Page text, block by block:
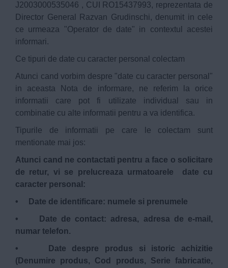
J2003000535046 , CUI RO15437993, reprezentata de
Director General Razvan Grudinschi, denumit in cele
ce urmeaza "Operator de date" in contextul acestei
informari.
Ce tipuri de date cu caracter personal colectam
Atunci cand vorbim despre "date cu caracter personal"
in aceasta Nota de informare, ne referim la orice
informatii care pot fi utilizate individual sau in
combinatie cu alte informatii pentru a va identifica.
Tipurile de informatii pe care le colectam sunt
mentionate mai jos:
Atunci cand ne contactati pentru a face o solicitare
de retur, vi se prelucreaza urmatoarele date cu
caracter personal:
• Date de identificare: numele si prenumele
• Date de contact: adresa, adresa de e-mail,
numar telefon.
• Date despre produs si istoric achizitie
(Denumire produs, Cod produs, Serie fabricatie,